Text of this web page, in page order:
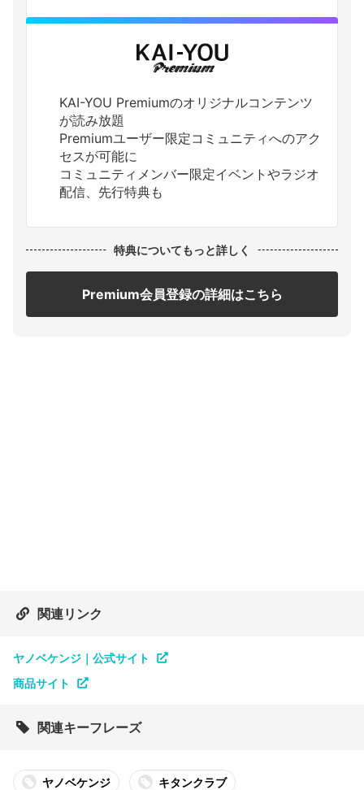
KAI-YOU Premiumのオリジナルコンテンツ
が読み放題
Premiumユーザー限定コミュニティへのアク
セスが可能に
コミュニティメンバー限定イベントやラジオ
配信、先行特典も
特典についてもっと詳しく
Premium会員登録の詳細はこちら
関連リンク
ヤノベケンジ｜公式サイト
商品サイト
関連キーフレーズ
ヤノベケンジ キタンクラブ